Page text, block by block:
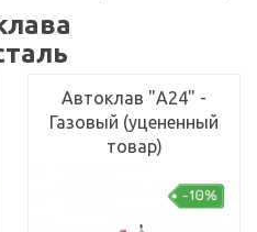
Автоклав "А24" -
Газовый (уцененный
товар)